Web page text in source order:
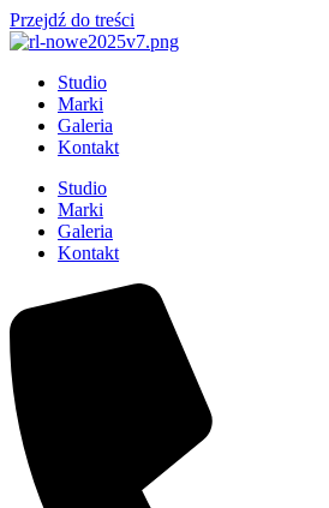
Przejdź do treści
Studio
Marki
Galeria
Kontakt
Studio
Marki
Galeria
Kontakt